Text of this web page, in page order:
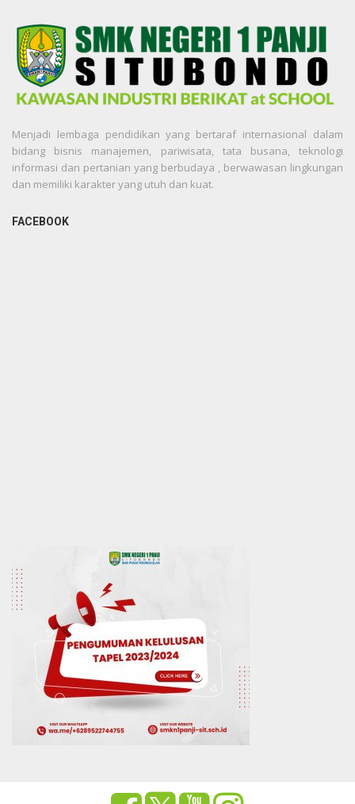
Menjadi lembaga pendidikan yang bertaraf internasional dalam
bidang bisnis manajemen, pariwisata, tata busana, teknologi
informasi dan pertanian yang berbudaya , berwawasan lingkungan
dan memiliki karakter yang utuh dan kuat.
FACEBOOK